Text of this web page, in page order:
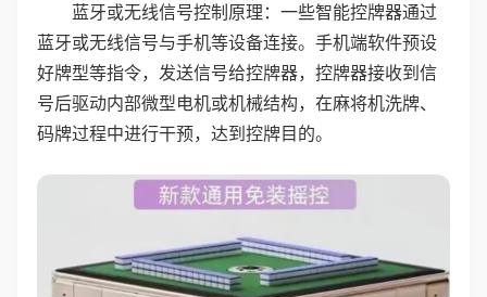
蓝牙或无线信号控制原理：一些智能控牌器通过
蓝牙或无线信号与手机等设备连接。手机端软件预设
好牌型等指令，发送信号给控牌器，控牌器接收到信
号后驱动内部微型电机或机械结构，在麻将机洗牌、
码牌过程中进行干预，达到控牌目的。